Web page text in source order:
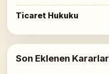
Ticaret Hukuku
Son Eklenen Kararlar